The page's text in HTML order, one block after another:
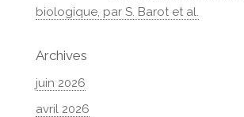
biologique, par S. Barot et al.
Archives
juin 2026
avril 2026